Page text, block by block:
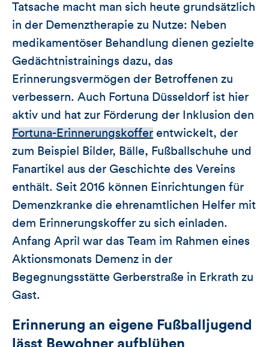
Tatsache macht man sich heute grundsätzlich
in der Demenztherapie zu Nutze: Neben
medikamentöser Behandlung dienen gezielte
Gedächtnistrainings dazu, das
Erinnerungsvermögen der Betroffenen zu
verbessern. Auch Fortuna Düsseldorf ist hier
aktiv und hat zur Förderung der Inklusion den
Fortuna-Erinnerungskoffer entwickelt, der
zum Beispiel Bilder, Bälle, Fußballschuhe und
Fanartikel aus der Geschichte des Vereins
enthält. Seit 2016 können Einrichtungen für
Demenzkranke die ehrenamtlichen Helfer mit
dem Erinnerungskoffer zu sich einladen.
Anfang April war das Team im Rahmen eines
Aktionsmonats Demenz in der
Begegnungsstätte Gerberstraße in Erkrath zu
Gast.
Erinnerung an eigene Fußballjugend
lässt Bewohner aufblühen